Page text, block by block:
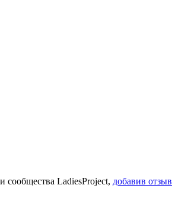
сообщества LadiesProject, добавив отзыв